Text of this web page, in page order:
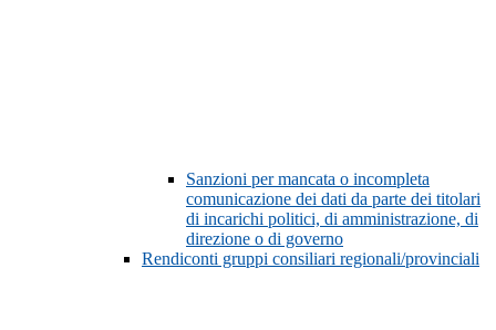
Sanzioni per mancata o incompleta
comunicazione dei dati da parte dei titolari
di incarichi politici, di amministrazione, di
direzione o di governo
Rendiconti gruppi consiliari regionali/provinciali